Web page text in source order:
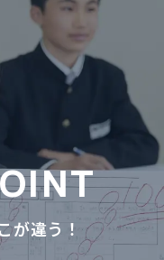
が違う！